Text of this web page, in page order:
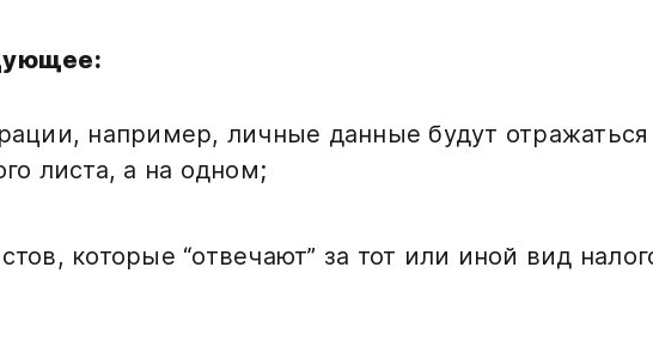
например, личные данные будут отражаться
листа, а на одном;
которые “отвечают” за тот или иной вид